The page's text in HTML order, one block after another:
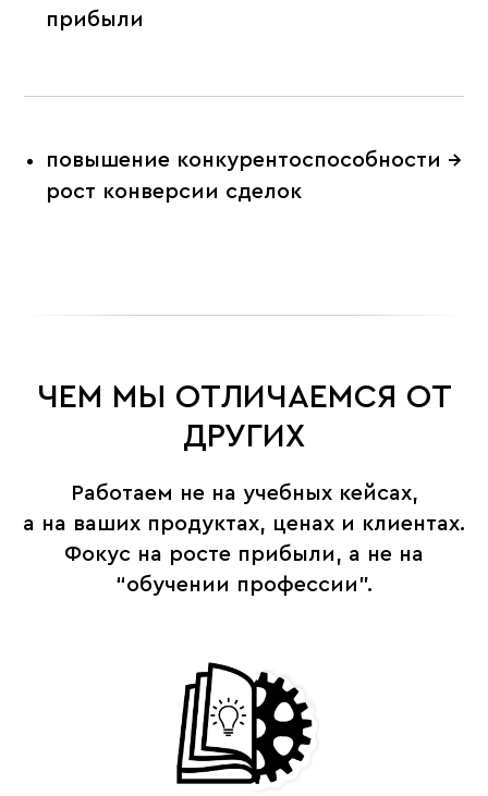
прибыли
повышение конкурентоспособности →
рост конверсии сделок
ЧЕМ МЫ ОТЛИЧАЕМСЯ ОТ
ДРУГИХ
Работаем не на учебных кейсах,
а на ваших продуктах, ценах и клиентах.
Фокус на росте прибыли, а не на
“обучении профессии”.